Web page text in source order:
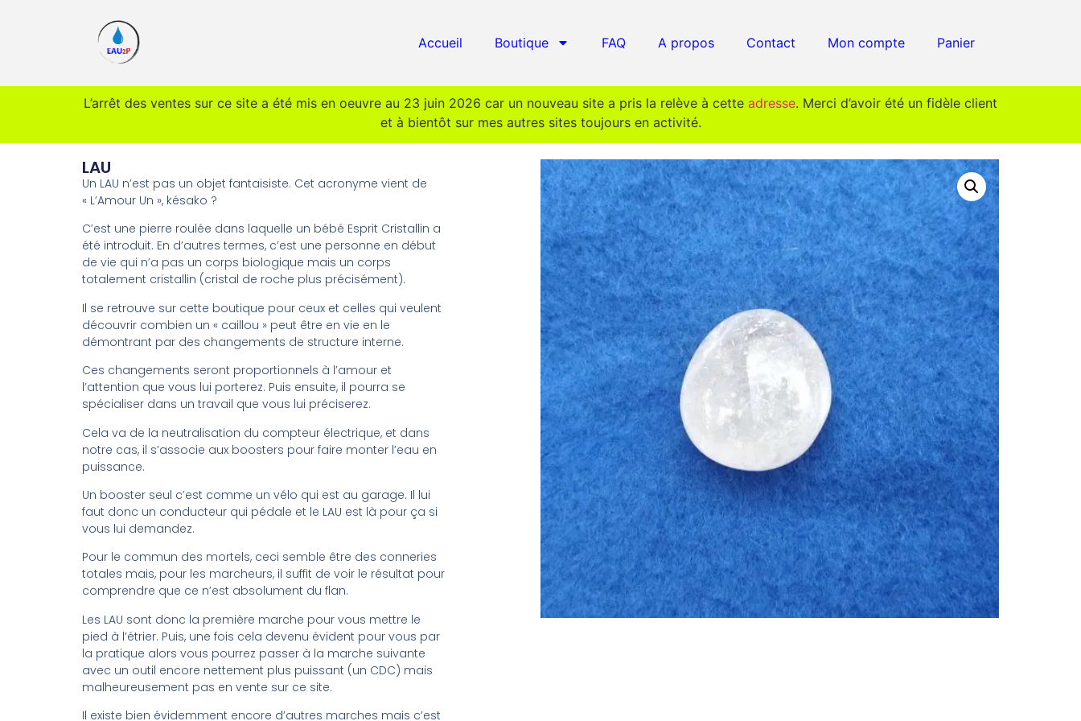
Accueil Boutique FAQ A propos Contact Mon compte Panier
L’arrêt des ventes sur ce site a été mis en oeuvre au 23 juin 2026 car un nouveau site a pris la relève à cette adresse. Merci d’avoir été un fidèle client
et à bientôt sur mes autres sites toujours en activité.
LAU
Un LAU n’est pas un objet fantaisiste. Cet acronyme vient de
« L’Amour Un », késako ?
C’est une pierre roulée dans laquelle un bébé Esprit Cristallin a
été introduit. En d’autres termes, c’est une personne en début
de vie qui n’a pas un corps biologique mais un corps
totalement cristallin (cristal de roche plus précisément).
Il se retrouve sur cette boutique pour ceux et celles qui veulent
découvrir combien un « caillou » peut être en vie en le
démontrant par des changements de structure interne.
Ces changements seront proportionnels à l’amour et
l’attention que vous lui porterez. Puis ensuite, il pourra se
spécialiser dans un travail que vous lui préciserez.
Cela va de la neutralisation du compteur électrique, et dans
notre cas, il s’associe aux boosters pour faire monter l’eau en
puissance.
Un booster seul c’est comme un vélo qui est au garage. Il lui
faut donc un conducteur qui pédale et le LAU est là pour ça si
vous lui demandez.
Pour le commun des mortels, ceci semble être des conneries
totales mais, pour les marcheurs, il suffit de voir le résultat pour
comprendre que ce n’est absolument du flan.
Les LAU sont donc la première marche pour vous mettre le
pied à l’étrier. Puis, une fois cela devenu évident pour vous par
la pratique alors vous pourrez passer à la marche suivante
avec un outil encore nettement plus puissant (un CDC) mais
malheureusement pas en vente sur ce site.
Il existe bien évidemment encore d’autres marches mais c’est